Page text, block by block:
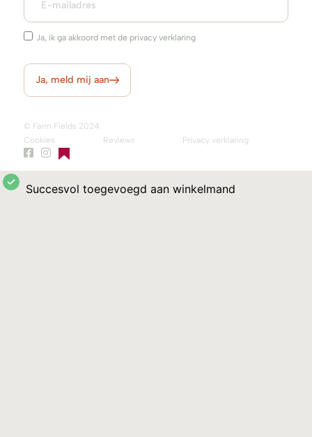
Ja, ik ga akkoord met de privacy verklaring
Ja, meld mij aan
© Farm Fields 2024
Privacy verklaring
Cookies Reviews
Succesvol toegevoegd aan winkelmand